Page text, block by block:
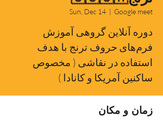
Sun, Dec 14
  |
Google meet
دوره آنلاین گروهی آموزش
فرم‌های حروف ترنج با هدف
استفاده در نقاشی ( مخصوص
ساکنین آمریکا و کانادا )
زمان و مکان